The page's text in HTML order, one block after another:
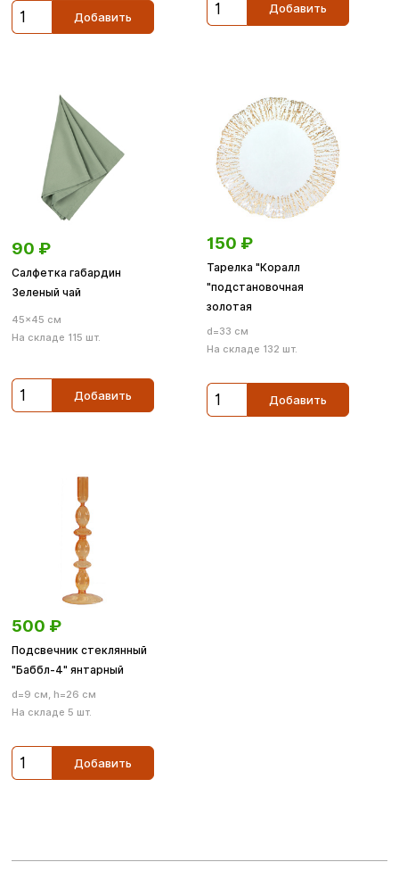
Добавить
Добавить
90 ₽
Салфетка габардин
Зеленый чай
45×45 см
На складе 115 шт.
Добавить
150 ₽
Тарелка "Коралл
"подстановочная
золотая
d=33 см
На складе 132 шт.
Добавить
500 ₽
Подсвечник стеклянный
"Баббл-4" янтарный
d=9 см, h=26 см
На складе 5 шт.
Добавить